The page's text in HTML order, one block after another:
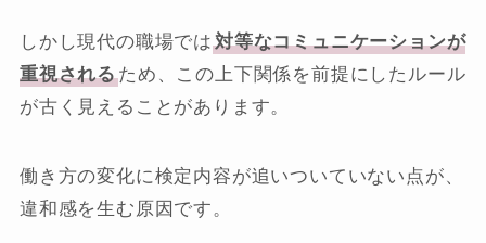
しかし現代の職場では 対等なコミュニケーションが
重視されるため、この上下関係を前提にしたルール
が古く見えることがあります。
働き方の変化に検定内容が追いついていない点が、
違和感を生む原因です。